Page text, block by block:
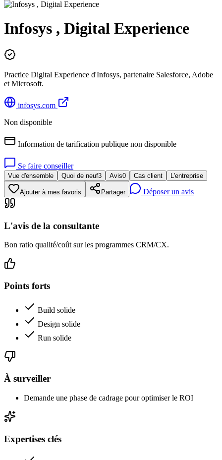
Infosys , Digital Experience
Practice Digital Experience d'Infosys, partenaire Salesforce, Adobe
et Microsoft.
infosys.com
Non disponible
Information de tarification publique non disponible
Se faire conseiller
Vue d'ensemble Quoi de neuf3 Avis0 Cas client L'entreprise
Ajouter à mes favoris Partager Déposer un avis
L'avis de la consultante
Bon ratio qualité/coût sur les programmes CRM/CX.
Points forts
Build solide
Design solide
Run solide
À surveiller
Demande une phase de cadrage pour optimiser le ROI
Expertises clés